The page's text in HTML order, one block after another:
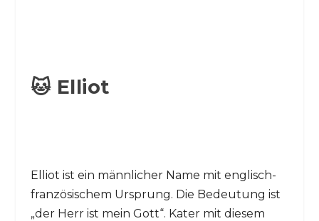
🐱 Elliot
Elliot ist ein männlicher Name mit englisch-
französischem Ursprung. Die Bedeutung ist
„der Herr ist mein Gott“. Kater mit diesem